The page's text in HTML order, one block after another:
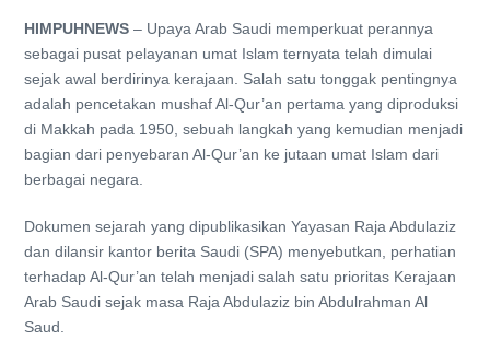
HIMPUHNEWS– Upaya Arab Saudi memperkuat perannya
sebagai pusat pelayanan umat Islam ternyata telah dimulai
sejak awal berdirinya kerajaan. Salah satu tonggak pentingnya
adalah pencetakan mushaf Al-Qur’an pertama yang diproduksi
di Makkah pada 1950, sebuah langkah yang kemudian menjadi
bagian dari penyebaran Al-Qur’an ke jutaan umat Islam dari
berbagai negara.
Dokumen sejarah yang dipublikasikan Yayasan Raja Abdulaziz
dan dilansir kantor berita Saudi (SPA) menyebutkan, perhatian
terhadap Al-Qur’an telah menjadi salah satu prioritas Kerajaan
Arab Saudi sejak masa Raja Abdulaziz bin Abdulrahman Al
Saud.